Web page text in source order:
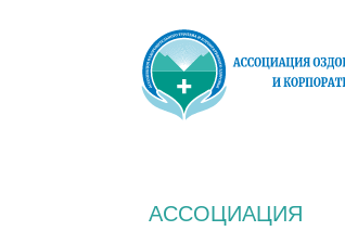
АССОЦИАЦИЯ